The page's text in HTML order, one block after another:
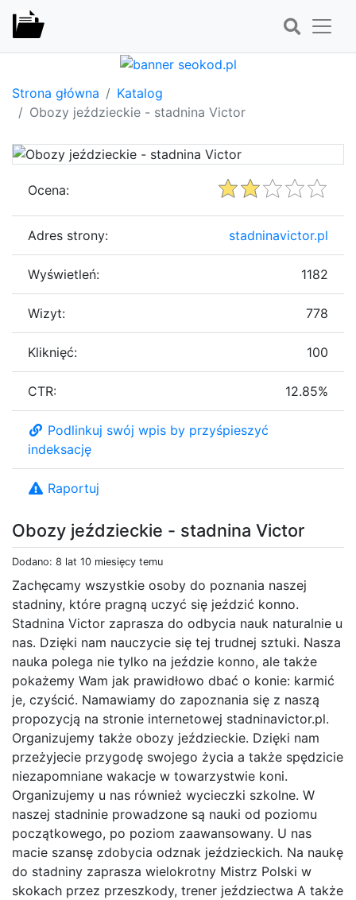
Strona główna
Katalog
Obozy jeździeckie - stadnina Victor
Obozy jeździeckie - stadnina Victor
Dodano: 8 lat 10 miesięcy temu
Zachęcamy wszystkie osoby do poznania naszej
stadniny, które pragną uczyć się jeździć konno.
Stadnina Victor zaprasza do odbycia nauk naturalnie u
nas. Dzięki nam nauczycie się tej trudnej sztuki. Nasza
nauka polega nie tylko na jeździe konno, ale także
pokażemy Wam jak prawidłowo dbać o konie: karmić
je, czyścić. Namawiamy do zapoznania się z naszą
propozycją na stronie internetowej stadninavictor.pl.
Organizujemy także obozy jeździeckie. Dzięki nam
przeżyjecie przygodę swojego życia a także spędzicie
niezapomniane wakacje w towarzystwie koni.
Organizujemy u nas również wycieczki szkolne. W
naszej stadninie prowadzone są nauki od poziomu
początkowego, po poziom zaawansowany. U nas
macie szansę zdobycia odznak jeździeckich. Na naukę
do stadniny zaprasza wielokrotny Mistrz Polski w
skokach przez przeszkody, trener jeździectwa A także
Ocena:
Adres strony: stadninavictor.pl
Wyświetleń: 1182
Wizyt: 778
Kliknięć: 100
CTR: 12.85%
Podlinkuj swój wpis by przyśpieszyć
indeksację
Raportuj